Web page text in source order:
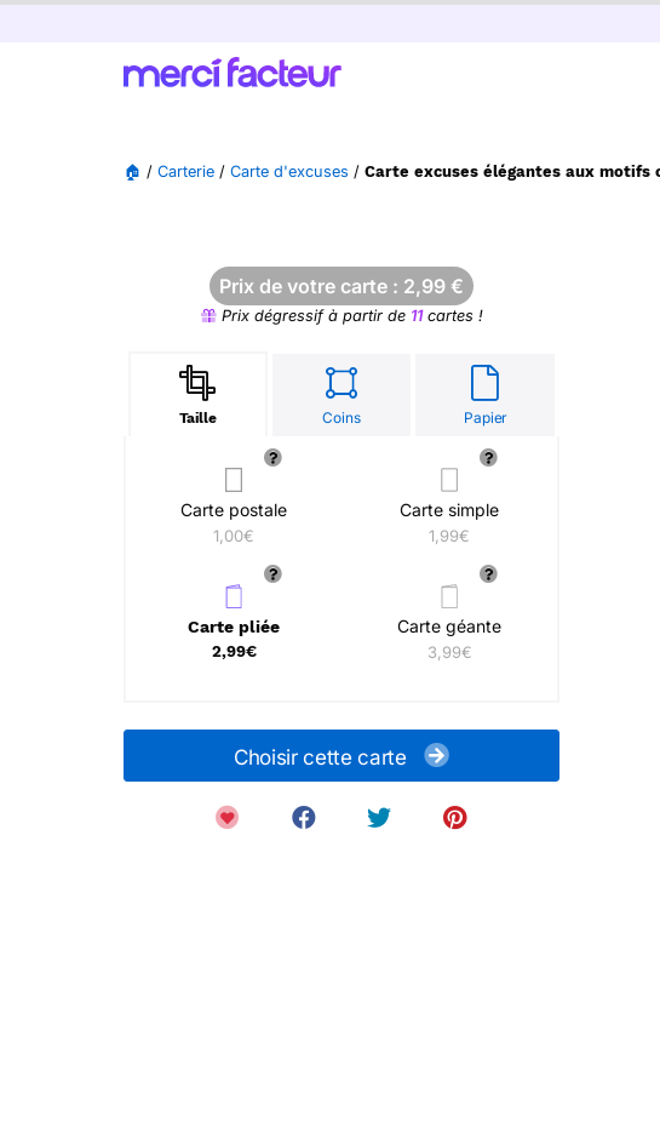
🏠 / Carterie / Carte d'excuses / Carte excuses élégantes aux motifs
Prix de votre carte : 2,99 €
Prix dégressif à partir de 11cartes !
Taille Coins Papier
Carte postale
1,00€
Carte simple
1,99€
Carte pliée
2,99€
Carte géante
3,99€
Choisir cette carte